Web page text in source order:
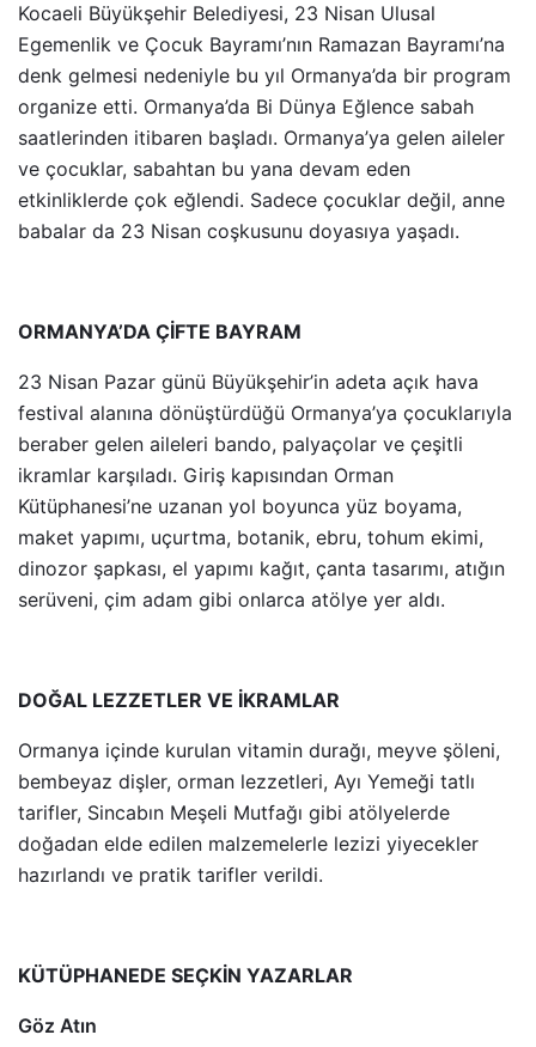
Kocaeli Büyükşehir Belediyesi, 23 Nisan Ulusal
Egemenlik ve Çocuk Bayramı’nın Ramazan Bayramı’na
denk gelmesi nedeniyle bu yıl Ormanya’da bir program
organize etti. Ormanya’da Bi Dünya Eğlence sabah
saatlerinden itibaren başladı. Ormanya’ya gelen aileler
ve çocuklar, sabahtan bu yana devam eden
etkinliklerde çok eğlendi. Sadece çocuklar değil, anne
babalar da 23 Nisan coşkusunu doyasıya yaşadı.
ORMANYA’DA ÇİFTE BAYRAM
23 Nisan Pazar günü Büyükşehir’in adeta açık hava
festival alanına dönüştürdüğü Ormanya’ya çocuklarıyla
beraber gelen aileleri bando, palyaçolar ve çeşitli
ikramlar karşıladı. Giriş kapısından Orman
Kütüphanesi’ne uzanan yol boyunca yüz boyama,
maket yapımı, uçurtma, botanik, ebru, tohum ekimi,
dinozor şapkası, el yapımı kağıt, çanta tasarımı, atığın
serüveni, çim adam gibi onlarca atölye yer aldı.
DOĞAL LEZZETLER VE İKRAMLAR
Ormanya içinde kurulan vitamin durağı, meyve şöleni,
bembeyaz dişler, orman lezzetleri, Ayı Yemeği tatlı
tarifler, Sincabın Meşeli Mutfağı gibi atölyelerde
doğadan elde edilen malzemelerle lezizi yiyecekler
hazırlandı ve pratik tarifler verildi.
KÜTÜPHANEDE SEÇKİN YAZARLAR
Göz Atın